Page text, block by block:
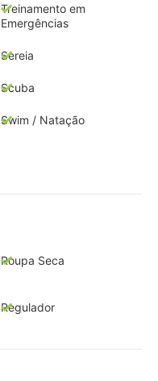
Treinamento em
Emergências
Sereia
Scuba
Swim / Natação
Roupa Seca
Regulador